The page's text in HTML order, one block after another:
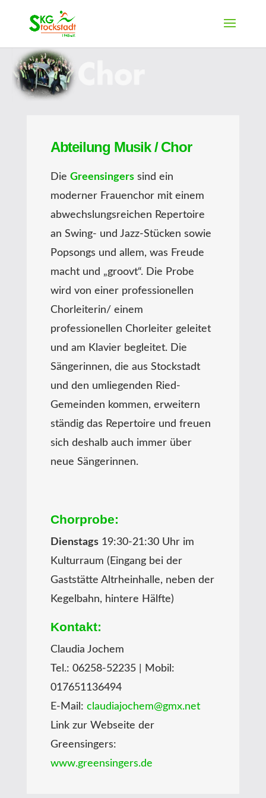
Abteilung Musik / Chor
Die Greensingers sind ein
moderner Frauenchor mit einem
abwechslungsreichen Repertoire
an Swing- und Jazz-Stücken sowie
Popsongs und allem, was Freude
macht und „groovt“. Die Probe
wird von einer professionellen
Chorleiterin/ einem
professionellen Chorleiter geleitet
und am Klavier begleitet. Die
Sängerinnen, die aus Stockstadt
und den umliegenden Ried-
Gemeinden kommen, erweitern
ständig das Repertoire und freuen
sich deshalb auch immer über
neue Sängerinnen.
Chorprobe:
Dienstags19:30-21:30 Uhr im
Kulturraum (Eingang bei der
Gaststätte Altrheinhalle, neben der
Kegelbahn, hintere Hälfte)
Kontakt:
Claudia Jochem
Tel.: 06258-52235 | Mobil:
017651136494
E-Mail: claudiajochem@gmx.net
Link zur Webseite der
Greensingers:
www.greensingers.de